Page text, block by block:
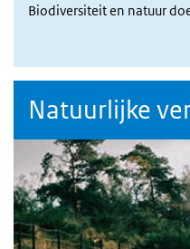
Biodiversiteit en natuur
Natuurlijke